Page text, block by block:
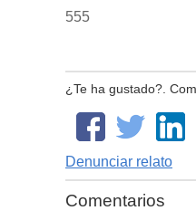
555
¿Te ha gustado?.
Denunciar relato
Comentarios